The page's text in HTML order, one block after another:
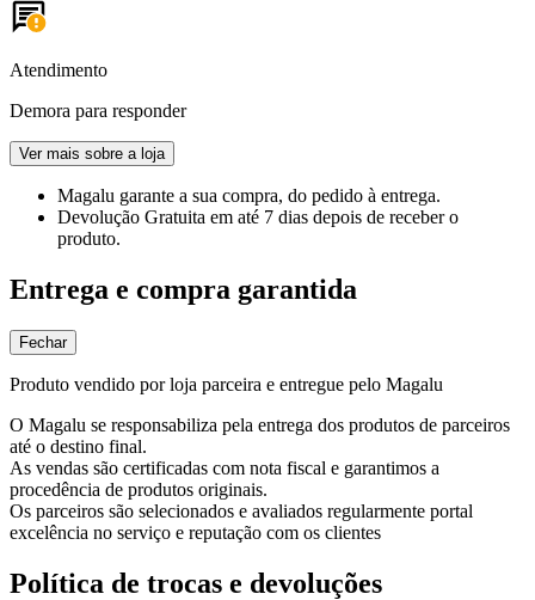
Atendimento
Demora para responder
Ver mais sobre a loja
Magalu garante a sua compra, do pedido à entrega.
Devolução Gratuita em até 7 dias depois de receber o
produto.
Entrega e compra garantida
Fechar
Produto vendido por loja parceira e entregue pelo Magalu
O Magalu se responsabiliza pela entrega dos produtos de parceiros
até o destino final.
As vendas são certificadas com nota fiscal e garantimos a
procedência de produtos originais.
Os parceiros são selecionados e avaliados regularmente portal
excelência no serviço e reputação com os clientes
Política de trocas e devoluções